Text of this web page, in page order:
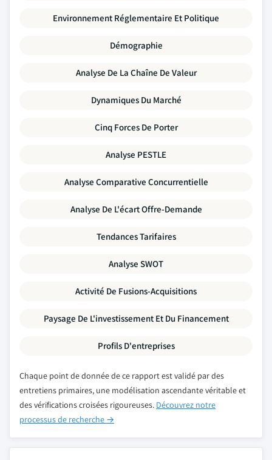
Environnement Réglementaire Et Politique
Démographie
Analyse De La Chaîne De Valeur
Dynamiques Du Marché
Cinq Forces De Porter
Analyse PESTLE
Analyse Comparative Concurrentielle
Analyse De L'écart Offre-Demande
Tendances Tarifaires
Analyse SWOT
Activité De Fusions-Acquisitions
Paysage De L'investissement Et Du Financement
Profils D'entreprises
Chaque point de donnée de ce rapport est validé par des
entretiens primaires, une modélisation ascendante véritable et
des vérifications croisées rigoureuses. Découvrez notre
processus de recherche →